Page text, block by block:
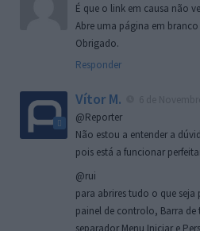
É que o link em causa não
Abre uma página em
Obrigado.
Responder
Vítor M.
@Reporter
Não estou a entender a
pois está a funcionar
@rui
para abrires tudo o que
painel de controlo, Barra de
separador Menu Iniciar e